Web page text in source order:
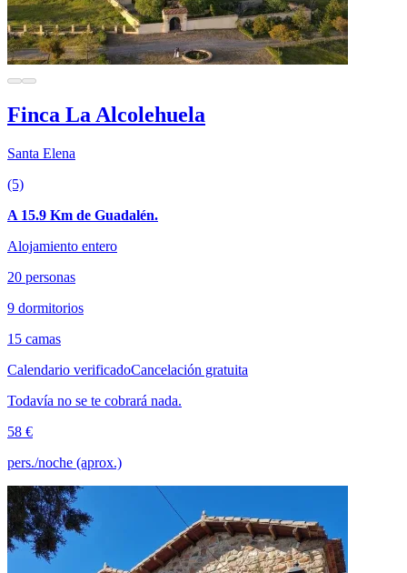
Finca La Alcolehuela
Santa Elena
(5)
A 15.9 Km de Guadalén.
Alojamiento entero
20 personas
9 dormitorios
15 camas
Calendario verificadoCancelación gratuita
Todavía no se te cobrará nada.
58 €
pers./noche (aprox.)